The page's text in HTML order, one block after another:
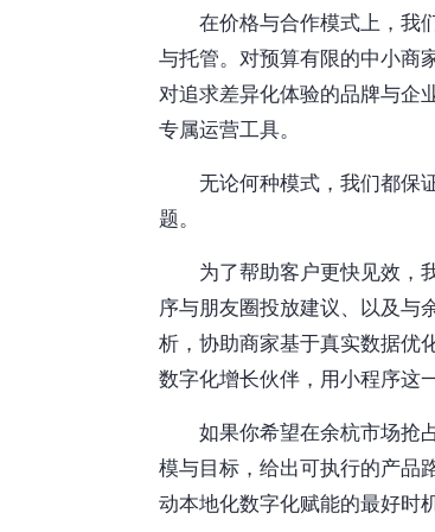
在价格与合作模式上，我
与托管。对预算有限的中小商
对追求差异化体验的品牌与企
专属运营工具。
无论何种模式，我们都保
题。
为了帮助客户更快见效，
序与朋友圈投放建议、以及与
析，协助商家基于真实数据优
数字化增长伙伴，用小程序这
如果你希望在余杭市场抢
模与目标，给出可执行的产品
动本地化数字化赋能的最好时